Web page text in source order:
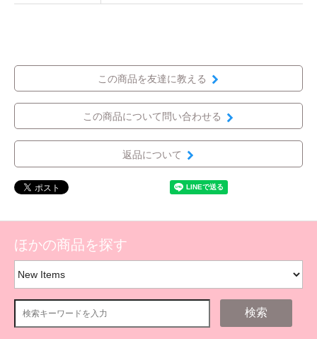
この商品を友達に教える
この商品について問い合わせる
返品について
ほかの商品を探す
検索